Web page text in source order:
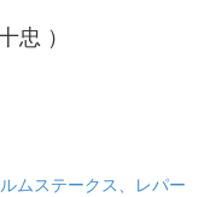
忠 ）
ムステークス、レパー